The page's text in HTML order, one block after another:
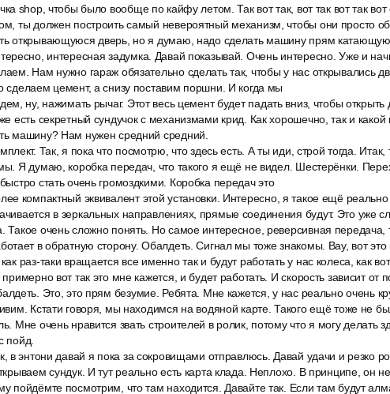
shop, чтобы было вообще по кайфу летом. Так вот так, вот так вот так
ты должен построить самый невероятный механизм, чтобы они просто
открывающуюся дверь, но я думаю, надо сделать машину прям
интересная задумка. Давай показывай. Очень интересно. Уже и
Нам нужно гараж обязательно сделать так, чтобы у нас открывались
сделаем цемент, а снизу поставим поршни. И когда мы
ну, нажимать рычаг. Этот весь цемент будет падать вниз, чтобы
есть секретный сундучок с механизмами крид. Как хорошечно, так и
машину? Нам нужен средний средний.
Так, я пока что посмотрю, что здесь есть. А ты иди, строй тогда.
Я думаю, коробка передач, что такого я ещё не видел. Шестерёнки.
стать очень громоздкими. Коробка передач это
компактный эквивалент этой установки. Интересно, я такое ещё
в зеркальных направлениях, прямые соединения будут. Это уже
Такое очень сложно понять. Но самое интересное, реверсивная передача,
в обратную сторону. Обалдеть. Сигнал мы тоже знакомы. Вау, вот
раз-таки вращается все именно так и будут работать у нас колеса, как
вот так это мне кажется, и будет работать. И скорость зависит от
Это, это прям безумие. Ребята. Мне кажется, у нас реально очень
Кстати говоря, мы находимся на водяной карте. Такого ещё тоже не
Мне очень нравится звать строителей в ролик, потому что я могу делать
пойд.
в энтони давай я пока за сокровищами отправлюсь. Давай удачи и резко
сундук. И тут реально есть карта клада. Неплохо. В принципе, он
пойдёмте посмотрим, что там находится. Давайте так. Если там будут